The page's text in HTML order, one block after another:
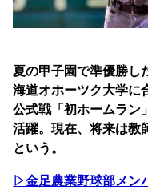
夏の甲子園で準優勝し
海道オホーツク大学に
公式戦「初ホームラン
活躍。現在、将来は教
という。
▷金足農業野球部メン